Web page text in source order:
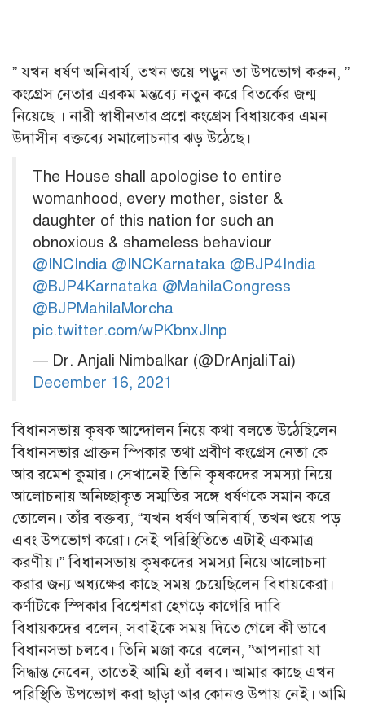
” যখন ধর্ষণ অনিবার্য, তখন শুয়ে পড়ুন তা উপভোগ করুন, ”
কংগ্রেস নেতার এরকম মন্তব্যে নতুন করে বিতর্কের জন্ম
নিয়েছে । নারী স্বাধীনতার প্রশ্নে কংগ্রেস বিধায়কের এমন
উদাসীন বক্তব্যে সমালোচনার ঝড় উঠেছে।
The House shall apologise to entire
womanhood, every mother, sister &
daughter of this nation for such an
obnoxious & shameless behaviour
@INCIndia @INCKarnataka @BJP4India
@BJP4Karnataka @MahilaCongress
@BJPMahilaMorcha
pic.twitter.com/wPKbnxJlnp
— Dr. Anjali Nimbalkar (@DrAnjaliTai)
December 16, 2021
বিধানসভায় কৃষক আন্দোলন নিয়ে কথা বলতে উঠেছিলেন
বিধানসভার প্রাক্তন স্পিকার তথা প্রবীণ কংগ্রেস নেতা কে
আর রমেশ কুমার। সেখানেই তিনি কৃষকদের সমস্যা নিয়ে
আলোচনায় অনিচ্ছাকৃত সম্মতির সঙ্গে ধর্ষণকে সমান করে
তোলেন। তাঁর বক্তব্য, “যখন ধর্ষণ অনিবার্য, তখন শুয়ে পড়
এবং উপভোগ করো। সেই পরিস্থিতিতে এটাই একমাত্র
করণীয়।” বিধানসভায় কৃষকদের সমস্যা নিয়ে আলোচনা
করার জন্য অধ্যক্ষের কাছে সময় চেয়েছিলেন বিধায়কেরা।
কর্ণাটকে স্পিকার বিশ্বেশরা হেগড়ে কাগেরি দাবি
বিধায়কদের বলেন, সবাইকে সময় দিতে গেলে কী ভাবে
বিধানসভা চলবে। তিনি মজা করে বলেন, ”আপনারা যা
সিদ্ধান্ত নেবেন, তাতেই আমি হ্যাঁ বলব। আমার কাছে এখন
পরিস্থিতি উপভোগ করা ছাড়া আর কোনও উপায় নেই। আমি